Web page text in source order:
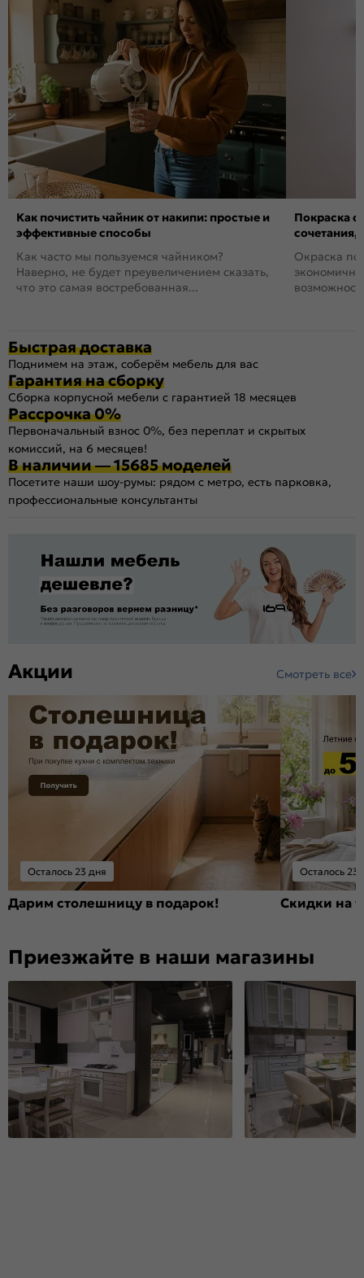
Как почистить чайник от накипи: простые и
эффективные способы
Как часто мы пользуемся чайником?
Наверно, не будет преувеличением сказать,
что это самая востребованная...
Покраска
сочетания,
Окраска
Быстрая доставка
Поднимем на этаж, соберём мебель для вас
Гарантия на сборку
Сборка корпусной мебели с гарантией 18 месяцев
Рассрочка 0%
Первоначальный взнос 0%, без переплат и скрытых
комиссий, на 6 месяцев!
В наличии — 15685 моделей
Посетите наши шоу-румы: рядом с метро, есть парковка,
профессиональные консультанты
Акции Смотреть все
Осталось 23 дня
Дарим столешницу в подарок!
Осталось 23
Скидки на
Приезжайте в наши магазины